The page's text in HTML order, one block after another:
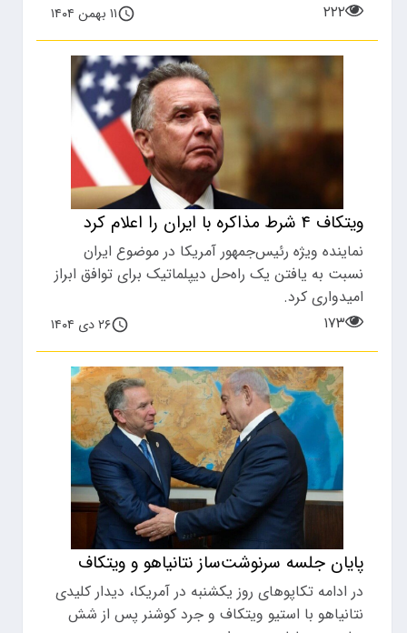
۲۲۲
۱۱ بهمن ۱۴۰۴
ویتکاف ۴ شرط مذاکره با ایران را اعلام کرد
نماینده ویژه رئیس‌جمهور آمریکا در موضوع ایران
نسبت به یافتن یک راه‌حل دیپلماتیک برای توافق ابراز
امیدواری کرد.
۱۷۳
۲۶ دی ۱۴۰۴
پایان جلسه سرنوشت‌ساز نتانیاهو و ویتکاف
در ادامه تکاپوهای روز یکشنبه در آمریکا، دیدار کلیدی
نتانیاهو با استیو ویتکاف و جرد کوشنر پس از شش